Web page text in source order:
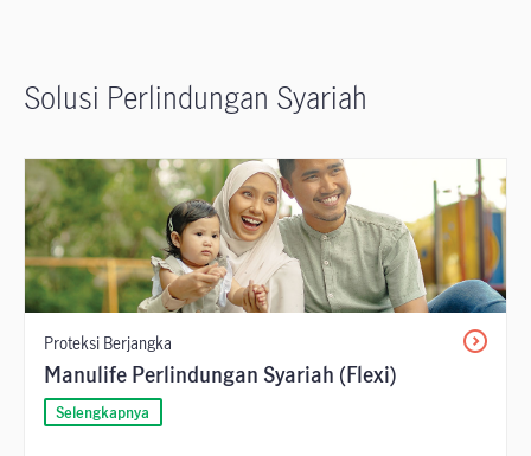
Solusi Perlindungan Syariah
Proteksi Berjangka
Manulife Perlindungan Syariah (Flexi)
Selengkapnya